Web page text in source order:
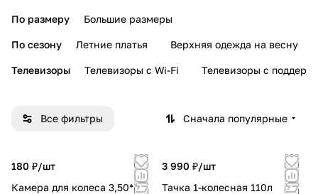
По размеру Большие размеры
По сезону Летние платья Верхняя одежда на весну
Телевизоры Телевизоры с Wi-Fi Телевизоры с
Все фильтры Сначала популярные
180 ₽/шт
Камера для колеса 3,50*8
3 990 ₽/шт
Тачка 1-колесная 110л